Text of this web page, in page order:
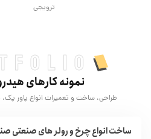
ترویجی
نمونه کارهای
طراحی، ساخت و تعمیرات انواع پاور
ساخت انواع چرخ و رولر های صنعتی